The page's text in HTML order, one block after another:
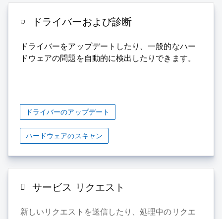
ドライバーおよび診断
ドライバーをアップデートしたり、一般的なハー
ドウェアの問題を自動的に検出したりできます。
ドライバーのアップデート
ハードウェアのスキャン
サービス リクエスト
新しいリクエストを送信したり、処理中のリクエ